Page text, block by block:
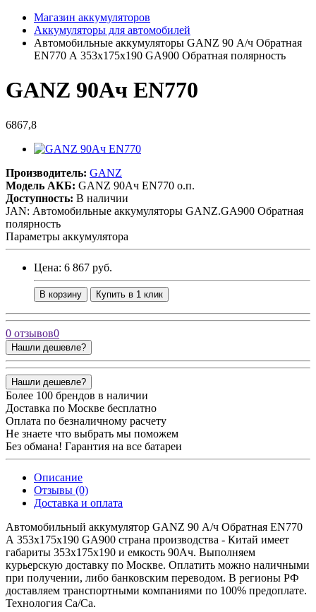
Магазин аккумуляторов
Аккумуляторы для автомобилей
Автомобильные аккумуляторы GANZ 90 А/ч Обратная
EN770 А 353x175x190 GA900 Обратная полярность
GANZ 90Ач EN770
6867,8
Производитель: GANZ
Модель АКБ: GANZ 90Ач EN770 о.п.
Доступность: В наличии
JAN: Автомобильные аккумуляторы GANZ.GA900 Обратная
полярность
Параметры аккумулятора
Цена: 6 867 руб.
В корзину Купить в 1 клик
0 отзывов0
Нашли дешевле?
Нашли дешевле?
Более 100 брендов в наличии
Доставка по Москве бесплатно
Оплата по безналичному расчету
Не знаете что выбрать мы поможем
Без обмана! Гарантия на все батареи
Описание
Отзывы (0)
Доставка и оплата
Автомобильный аккумулятор GANZ 90 А/ч Обратная EN770
А 353x175x190 GA900 страна производства - Китай имеет
габариты 353x175x190 и емкость 90Ач. Выполняем
курьерскую доставку по Москве. Оплатить можно наличными
при получении, либо банковским переводом. В регионы РФ
доставляем транспортными компаниями по 100% предоплате.
Технология Ca/Ca.